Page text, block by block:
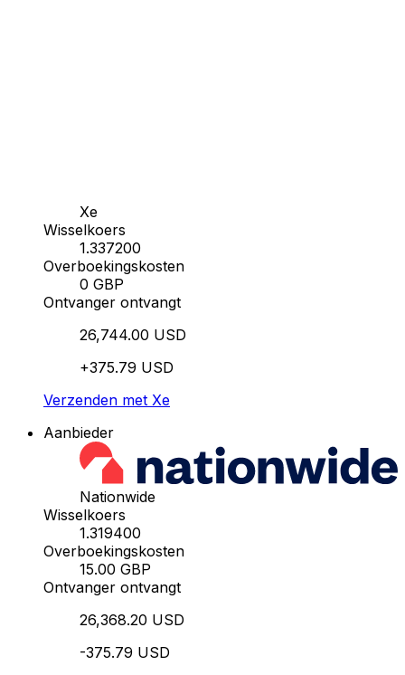
Xe
Wisselkoers
1.337200
Overboekingskosten
0 GBP
Ontvanger ontvangt
26,744.00 USD
+375.79 USD
Verzenden met Xe
Aanbieder
Nationwide
Wisselkoers
1.319400
Overboekingskosten
15.00 GBP
Ontvanger ontvangt
26,368.20 USD
-375.79 USD